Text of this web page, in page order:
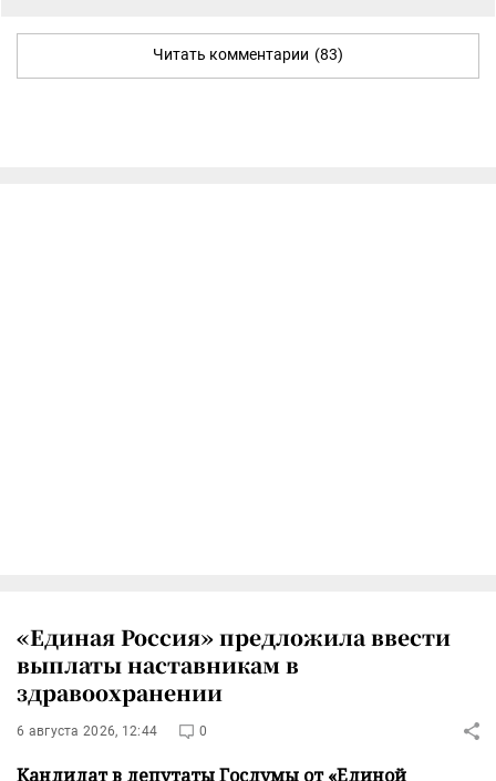
Читать комментарии (83)
«Единая Россия» предложила ввести
выплаты наставникам в
здравоохранении
6 августа 2026, 12:44 0
Кандидат в депутаты Госдумы от «Единой